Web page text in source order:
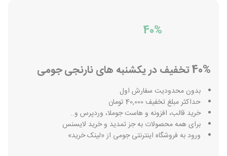
40%
40% تخفیف در یکشنبه های نارنجی جومی
بدون محدودیت سفارش اول
حداکثر مبلغ تخفیف 40,000 تومان
خرید قالب، افزونه و هاست جوملا، وردپرس و..
برای همه محصولات به جز تمدید و خرید لایسنس
ورود به فروشگاه اینترنتی جومی از «لینک خرید»